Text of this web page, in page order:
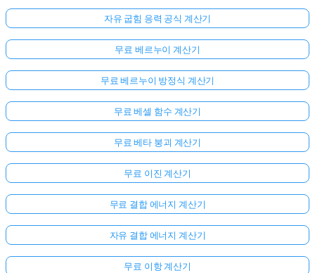
자유 굽힘 응력 공식 계산기
무료 베르누이 계산기
무료 베르누이 방정식 계산기
무료 베셀 함수 계산기
무료 베타 붕괴 계산기
무료 이진 계산기
무료 결합 에너지 계산기
자유 결합 에너지 계산기
무료 이항 계산기